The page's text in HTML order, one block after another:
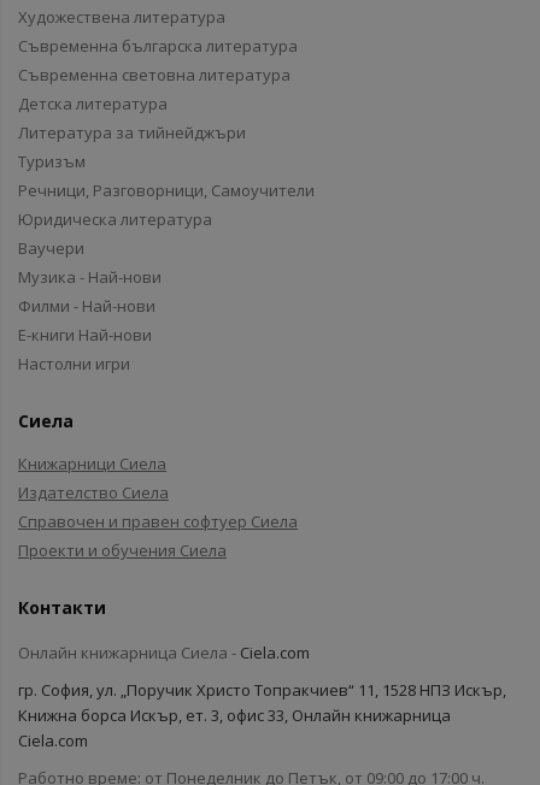
Художествена литература
Съвременна българска литература
Съвременна световна литература
Детска литература
Литература за тийнейджъри
Туризъм
Речници, Разговорници, Самоучители
Юридическа литература
Ваучери
Музика - Най-нови
Филми - Най-нови
Е-книги Най-нови
Настолни игри
Сиела
Книжарници Сиела
Издателство Сиела
Справочен и правен софтуер Сиела
Проекти и обучения Сиела
Контакти
Онлайн книжарница Сиела - Ciela.com
гр. София, ул. „Поручик Христо Топракчиев“ 11, 1528 НПЗ Искър,
Книжна борса Искър, ет. 3, офис 33, Онлайн книжарница
Ciela.com
Работно време: от Понеделник до Петък, от 09:00 до 17:00 ч.